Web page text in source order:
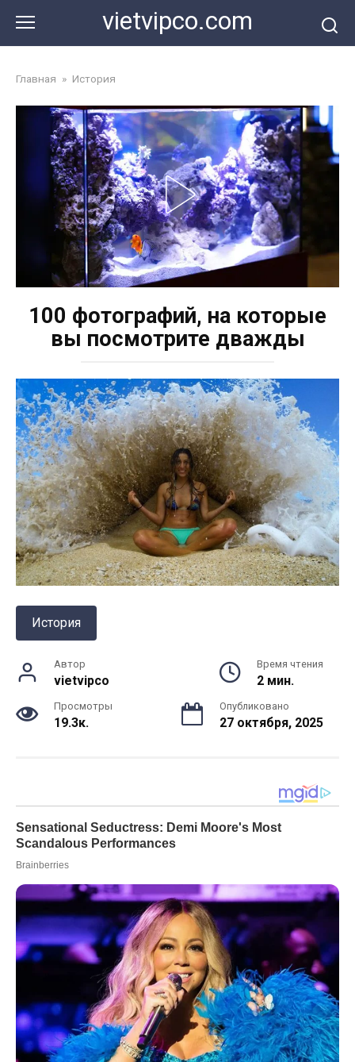
контенту
vietvipco.com
Главная » История
100 фотографий, на которые
вы посмотрите дважды
История
Автор
vietvipco
Время чтения
2 мин.
Просмотры
19.3к.
Опубликовано
27 октября, 2025